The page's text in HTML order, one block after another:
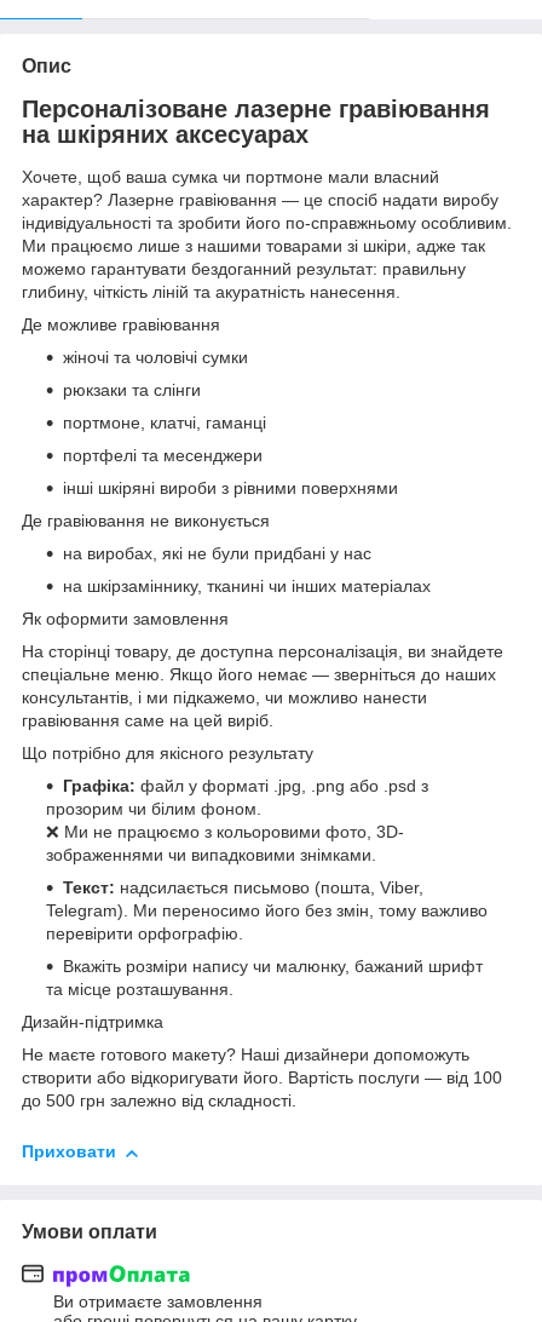
Опис
Персоналізоване лазерне гравіювання
на шкіряних аксесуарах
Хочете, щоб ваша сумка чи портмоне мали власний
характер? Лазерне гравіювання — це спосіб надати виробу
індивідуальності та зробити його по-справжньому особливим.
Ми працюємо лише з нашими товарами зі шкіри, адже так
можемо гарантувати бездоганний результат: правильну
глибину, чіткість ліній та акуратність нанесення.
Де можливе гравіювання
жіночі та чоловічі сумки
рюкзаки та слінги
портмоне, клатчі, гаманці
портфелі та месенджери
інші шкіряні вироби з рівними поверхнями
Де гравіювання не виконується
на виробах, які не були придбані у нас
на шкірзаміннику, тканині чи інших матеріалах
Як оформити замовлення
На сторінці товару, де доступна персоналізація, ви знайдете
спеціальне меню. Якщо його немає — зверніться до наших
консультантів, і ми підкажемо, чи можливо нанести
гравіювання саме на цей виріб.
Що потрібно для якісного результату
Графіка: файл у форматі .jpg, .png або .psd з
прозорим чи білим фоном.
❌ Ми не працюємо з кольоровими фото, 3D-
зображеннями чи випадковими знімками.
Текст: надсилається письмово (пошта, Viber,
Telegram). Ми переносимо його без змін, тому важливо
перевірити орфографію.
Вкажіть розміри напису чи малюнку, бажаний шрифт
та місце розташування.
Дизайн-підтримка
Не маєте готового макету? Наші дизайнери допоможуть
створити або відкоригувати його. Вартість послуги — від 100
до 500 грн залежно від складності.
Приховати
Умови оплати
Ви отримаєте замовлення